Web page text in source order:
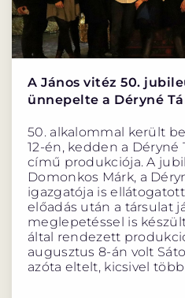
A János vitéz 50.
ünnepelte a Déryné
50. alkalommal került
12-én, kedden a Déryné
című produkciója. A
Domonkos Márk, a
igazgatója is
előadás után a társulat
meglepetéssel is
által rendezett
augusztus 8-án volt
azóta eltelt, kicsivel több